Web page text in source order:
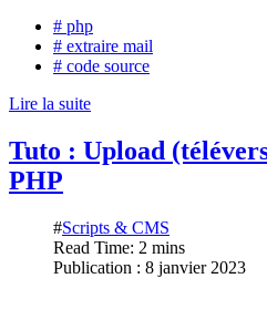
# php
# extraire mail
# code source
Lire la suite
Tuto : Upload
PHP
#Scripts & CMS
Read Time: 2 mins
Publication : 8 janvier 2023